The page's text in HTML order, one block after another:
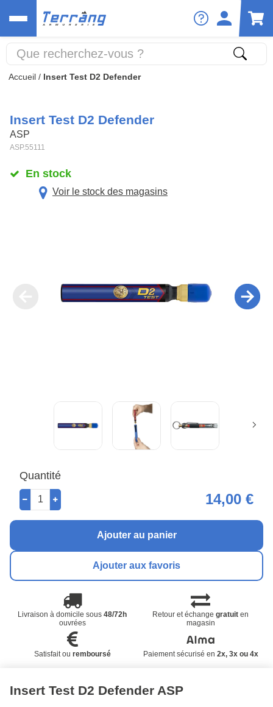
Accueil / Insert Test D2 Defender
Insert Test D2 Defender
ASP
ASP.55111
En stock
Voir le stock des magasins
Quantité
14,00 €
Ajouter au panier
Ajouter aux favoris
Livraison à domicile sous48/72h
ouvrées
Retour et échangegratuit en
magasin
Satisfait ou remboursé Paiement sécurisé en 2x, 3x ou 4x
Insert Test D2 Defender ASP